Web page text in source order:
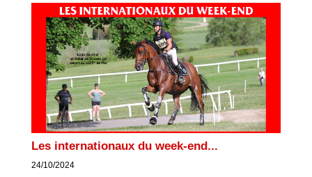
Les internationaux du week-end...
24/10/2024